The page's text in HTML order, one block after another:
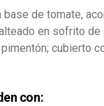
de tomate,
en sofrito de
cubierto
con: